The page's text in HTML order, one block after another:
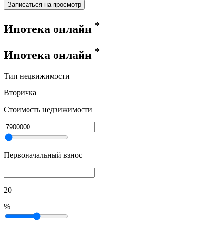
Записаться на просмотр
Ипотека онлайн *
Ипотека онлайн *
Тип недвижимости
Вторичка
Стоимость недвижимости
Первоначальный взнос
20
%